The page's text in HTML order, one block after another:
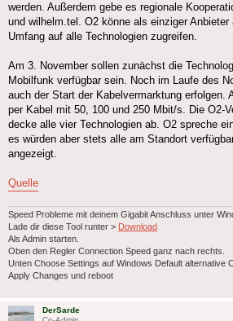
werden. Außerdem gebe es regionale
und wilhelm.tel. O2 könne als einziger
Umfang auf alle Technologien zugreifen.
Am 3. November sollen zunächst die
Mobilfunk verfügbar sein. Noch im Laufe des
auch der Start der Kabelvermarktung erfolgen.
per Kabel mit 50, 100 und 250 Mbit/s. Die O2-
decke alle vier Technologien ab. O2 spreche
es würden aber stets alle am Standort
angezeigt.
Quelle
Speed Probleme mit deinem Gigabit Anschluss unter
Lade dir diese Tool runter > Download
Als Admin starten.
Oben den Regler Connection Speed ganz nach rechts.
Unten Choose Settings auf Windows Default alternative
Apply Changes und reboot
DerSarde